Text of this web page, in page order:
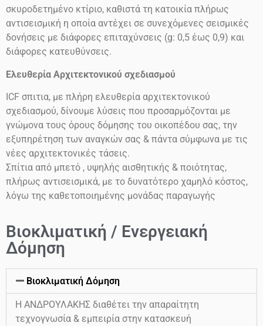
σκυροδετημένο κτίριο, καθιστά τη κατοικία πλήρως
αντισεισμική η οποία αντέχει σε συνεχόμενες σεισμικές
δονήσεις με διάφορες επιταχύνσεις (g: 0,5 έως 0,9) και
διάφορες κατευθύνσεις.
Ελευθερία Αρχιτεκτονικού σχεδιασμού
ICF σπιτια, με πλήρη ελευθερία αρχιτεκτονικού
σχεδιασμού, δίνουμε λύσεις που προσαρμόζονται με
γνώμονα τους όρους δόμησης του οικοπέδου σας, την
εξυπηρέτηση των αναγκών σας & πάντα σύμφωνα με τις
νέες αρχιτεκτονικές τάσεις.
Σπίτια από μπετό , υψηλής αισθητικής & ποιότητας,
πλήρως αντισεισμικά, με το δυνατότερο χαμηλό κόστος,
λόγω της καθετοποιημένης μονάδας παραγωγής
Βιοκλιματική / Ενεργειακή
Δόμηση
Βιοκλιματική Δόμηση
Η ΑΝΔΡΟΥΛΑΚΗΣ διαθέτει την απαραίτητη
τεχνογνωσία & εμπειρία στην κατασκευή